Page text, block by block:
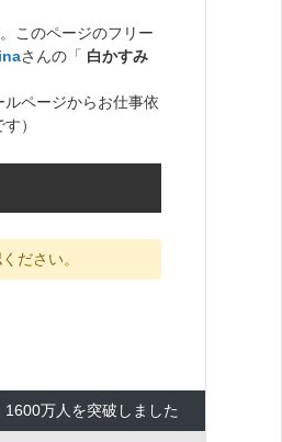
このページのフリー
さんの「 白かすみ
ページからお仕事依
）
ださい。
1600万人を突破しました